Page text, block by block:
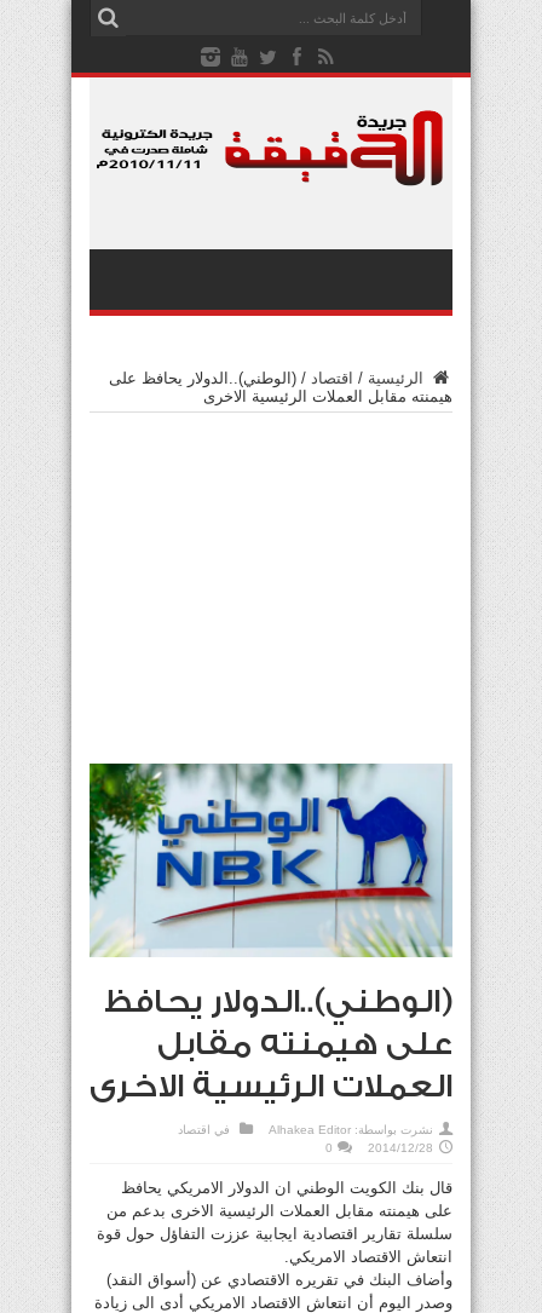
الرئيسية / اقتصاد / (الوطني)..الدولار يحافظ على
هيمنته مقابل العملات الرئيسية الاخرى
(الوطني)..الدولار يحافظ
على هيمنته مقابل
العملات الرئيسية الاخرى
نشرت بواسطة: Alhakea Editor في اقتصاد
2014/12/28
0
قال بنك الكويت الوطني ان الدولار الامريكي يحافظ
على هيمنته مقابل العملات الرئيسية الاخرى بدعم من
سلسلة تقارير اقتصادية ايجابية عززت التفاؤل حول قوة
انتعاش الاقتصاد الامريكي.
وأضاف البنك في تقريره الاقتصادي عن (أسواق النقد)
وصدر اليوم أن انتعاش الاقتصاد الامريكي أدى الى زيادة